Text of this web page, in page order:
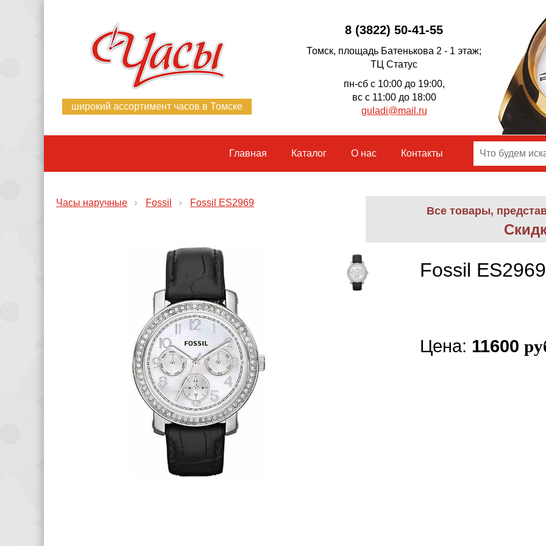
широкий ассортимент часов в Томске
8 (3822) 50-41-55
Томск, площадь Батенькова 2 - 1 этаж;
ТЦ Статус
пн-сб с 10:00 до 19:00,
вс с 11:00 до 18:00
guladi@mail.ru
Главная Каталог О нас Контакты
Все товары,
Часы наручные Fossil Fossil ES2969
Fossil ES2969
Цена: 11600